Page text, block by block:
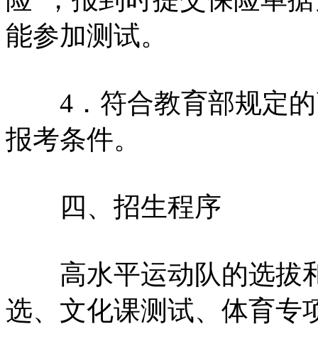
能参加测试。
4．符合教育部规定的
报考条件。
四、招生程序
高水平运动队的选拔
选、文化课测试、体育专